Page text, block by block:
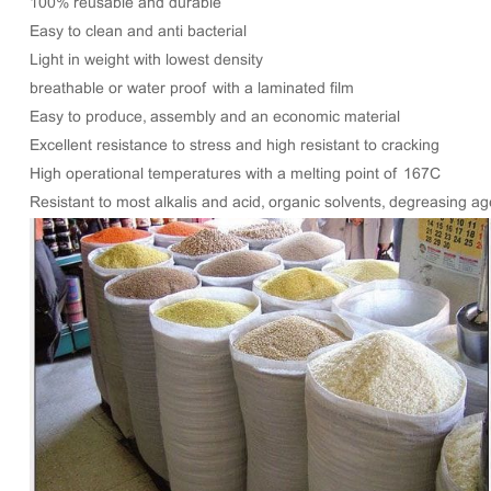
100% reusable and durable
Easy to clean and anti bacterial
Light in weight with lowest density
breathable or water proof with a laminated film
Easy to produce, assembly and an economic material
Excellent resistance to stress and high resistant to cracking
High operational temperatures with a melting point of 167C
Resistant to most alkalis and acid, organic solvents, degreasing